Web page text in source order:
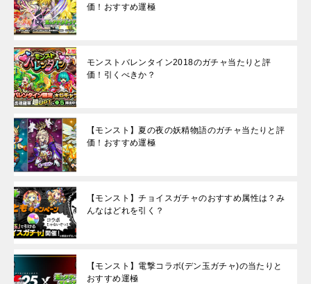
価！おすすめ運極
モンストバレンタイン2018のガチャ当たりと評
価！引くべきか？
【モンスト】夏の夜の妖精物語のガチャ当たりと評
価！おすすめ運極
【モンスト】チョイスガチャのおすすめ属性は？み
んなはどれを引く？
【モンスト】電撃コラボ(デン玉ガチャ)の当たりと
おすすめ運極